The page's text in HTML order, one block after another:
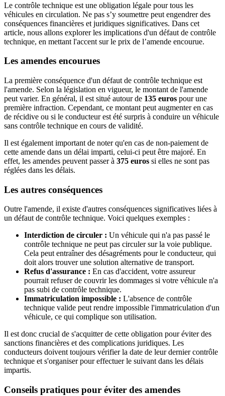
Le contrôle technique est une obligation légale pour tous les
véhicules en circulation. Ne pas s’y soumettre peut engendrer des
conséquences financières et juridiques significatives. Dans cet
article, nous allons explorer les implications d'un défaut de contrôle
technique, en mettant l'accent sur le prix de l’amende encourue.
Les amendes encourues
La première conséquence d'un défaut de contrôle technique est
l'amende. Selon la législation en vigueur, le montant de l'amende
peut varier. En général, il est situé autour de 135 euros pour une
première infraction. Cependant, ce montant peut augmenter en cas
de récidive ou si le conducteur est été surpris à conduire un véhicule
sans contrôle technique en cours de validité.
Il est également important de noter qu'en cas de non-paiement de
cette amende dans un délai imparti, celui-ci peut être majoré. En
effet, les amendes peuvent passer à 375 euros si elles ne sont pas
réglées dans les délais.
Les autres conséquences
Outre l'amende, il existe d'autres conséquences significatives liées à
un défaut de contrôle technique. Voici quelques exemples :
Interdiction de circuler : Un véhicule qui n'a pas passé le
contrôle technique ne peut pas circuler sur la voie publique.
Cela peut entraîner des désagréments pour le conducteur, qui
doit alors trouver une solution alternative de transport.
Refus d'assurance : En cas d'accident, votre assureur
pourrait refuser de couvrir les dommages si votre véhicule n'a
pas subi de contrôle technique.
Immatriculation impossible : L'absence de contrôle
technique valide peut rendre impossible l'immatriculation d'un
véhicule, ce qui complique son utilisation.
Il est donc crucial de s'acquitter de cette obligation pour éviter des
sanctions financières et des complications juridiques. Les
conducteurs doivent toujours vérifier la date de leur dernier contrôle
technique et s'organiser pour effectuer le suivant dans les délais
impartis.
Conseils pratiques pour éviter des amendes